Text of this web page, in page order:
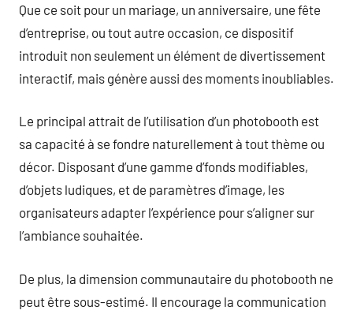
Que ce soit pour un mariage, un anniversaire, une fête
d’entreprise, ou tout autre occasion, ce dispositif
introduit non seulement un élément de divertissement
interactif, mais génère aussi des moments inoubliables.
Le principal attrait de l’utilisation d’un photobooth est
sa capacité à se fondre naturellement à tout thème ou
décor. Disposant d’une gamme d’fonds modifiables,
d’objets ludiques, et de paramètres d’image, les
organisateurs adapter l’expérience pour s’aligner sur
l’ambiance souhaitée.
De plus, la dimension communautaire du photobooth ne
peut être sous-estimé. Il encourage la communication